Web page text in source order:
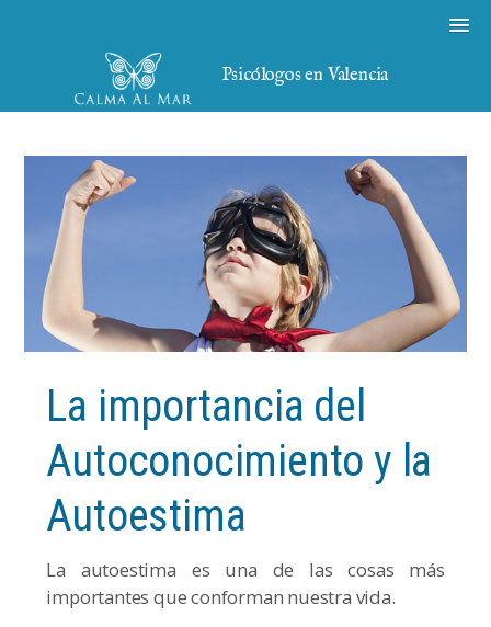
Psicólogos en Valencia
La importancia del
Autoconocimiento y la
Autoestima
La autoestima es una de las cosas más
importantes que conforman nuestra vida.